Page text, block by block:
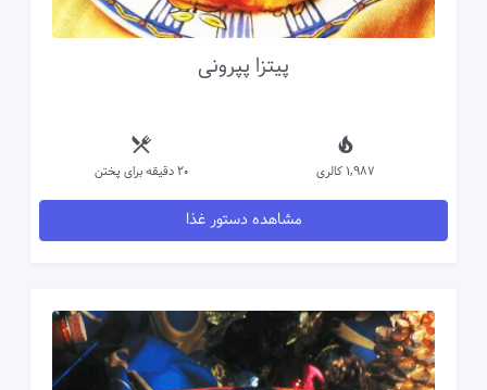
پیتزا پپرونی
1,987 کالری 20 دقیقه برای پختن
مشاهده دستور غذا